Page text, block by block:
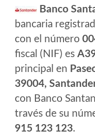
Banco
bancaria
con el número
fiscal (NIF) es
principal en
39004,
con Banco
través de su
915 123 123.